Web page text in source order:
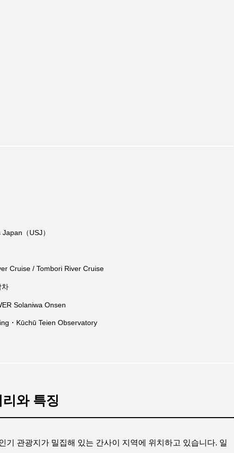
（USJ）
Cruise / Tombori River Cruise
차
Solaniwa Onsen
・Kūchū Teien Observatory
와 특징
기 관광지가 밀집해 있는 간사이 지역에 위치하고 있습니다. 일